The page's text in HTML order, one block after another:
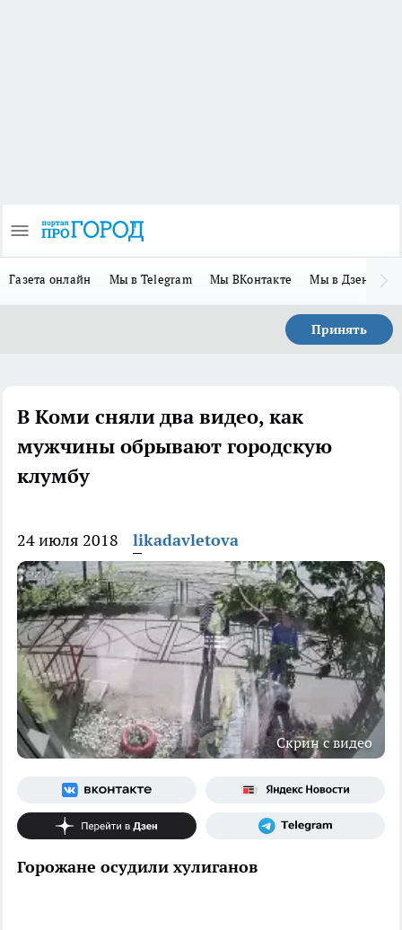
Газета онлайн Мы в Telegram Мы ВКонтакте Мы в Дзене
Принять
В Коми сняли два видео, как
мужчины обрывают городскую
клумбу
24 июля 2018 likadavletova
Скрин с видео
Горожане осудили хулиганов